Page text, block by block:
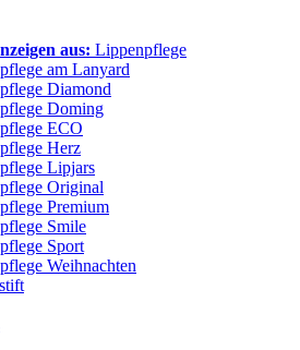
aus: Lippenpflege
am Lanyard
Diamond
Doming
ECO
Herz
Lipjars
Original
Premium
Smile
Sport
Weihnachten